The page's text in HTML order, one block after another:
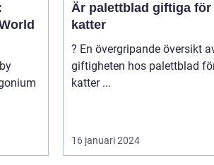
Är palettblad giftiga för
katter
? En övergripande översikt av
giftigheten hos palettblad
katter ...
16 januari 2024